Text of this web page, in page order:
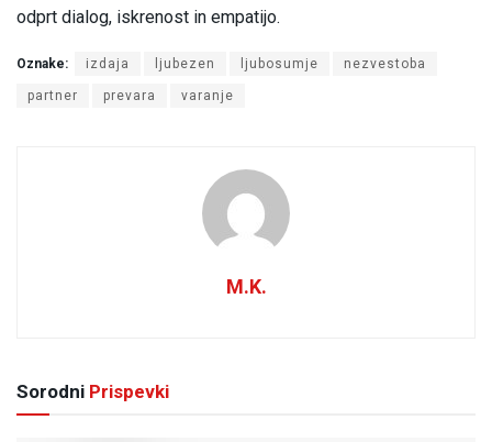
odprt dialog, iskrenost in empatijo.
Oznake: izdaja ljubezen ljubosumje nezvestoba
partner prevara varanje
M.K.
Sorodni Prispevki